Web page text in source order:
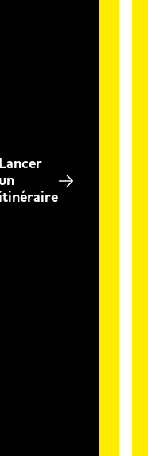
Lancer
un
itinéraire